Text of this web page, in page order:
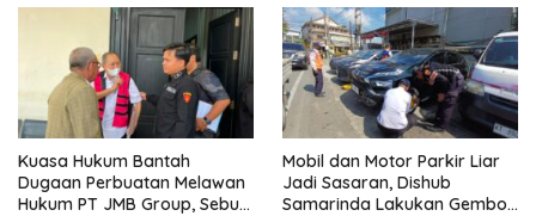
Kuasa Hukum Bantah
Dugaan Perbuatan Melawan
Hukum PT JMB Group, Sebut
Mobil dan Motor Parkir Liar
Jadi Sasaran, Dishub
Samarinda Lakukan Gembok